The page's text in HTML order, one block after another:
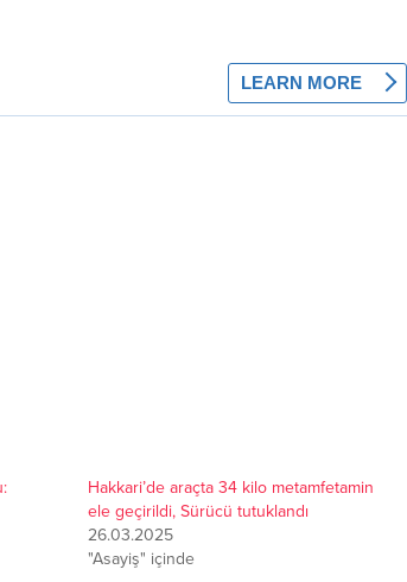
Hakkari’de araçta 34 kilo metamfetamin
ele geçirildi, Sürücü tutuklandı
26.03.2025
"Asayiş" içinde